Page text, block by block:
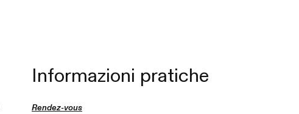
Informazioni pratiche
Rendez-vous